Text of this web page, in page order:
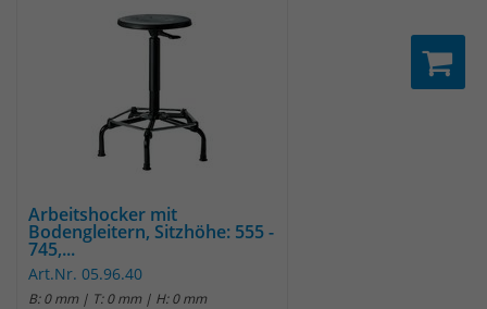
Arbeitshocker mit
Bodengleitern, Sitzhöhe: 555 -
745,...
Art.Nr. 05.96.40
B: 0 mm | T: 0 mm | H: 0 mm